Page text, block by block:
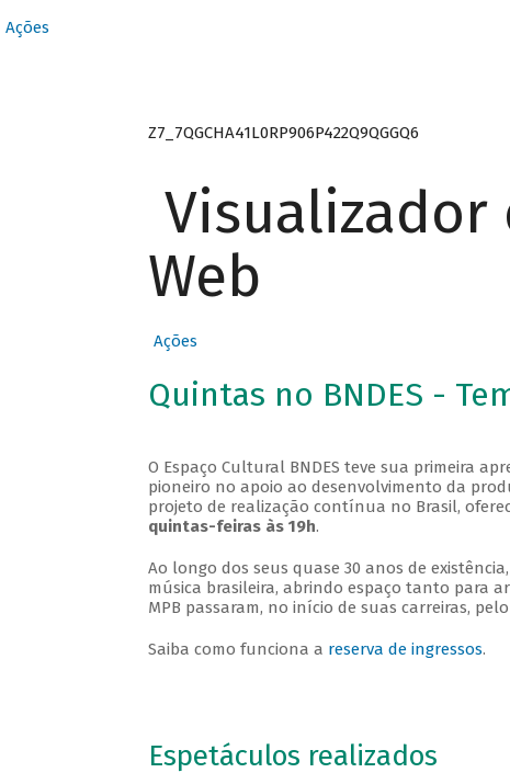
Ações
Z7_7QGCHA41L0RP906P422Q9QGGQ6
Visualizador
Web
Ações
Quintas no BNDES -
O Espaço Cultural BNDES teve sua primeira
pioneiro no apoio ao desenvolvimento da
projeto de realização contínua no Brasil,
quintas-feiras às 19h.
Ao longo dos seus quase 30 anos de
música brasileira, abrindo espaço tanto para
MPB passaram, no início de suas carreiras,
Saiba como funciona a reserva de ingressos.
Espetáculos realizados